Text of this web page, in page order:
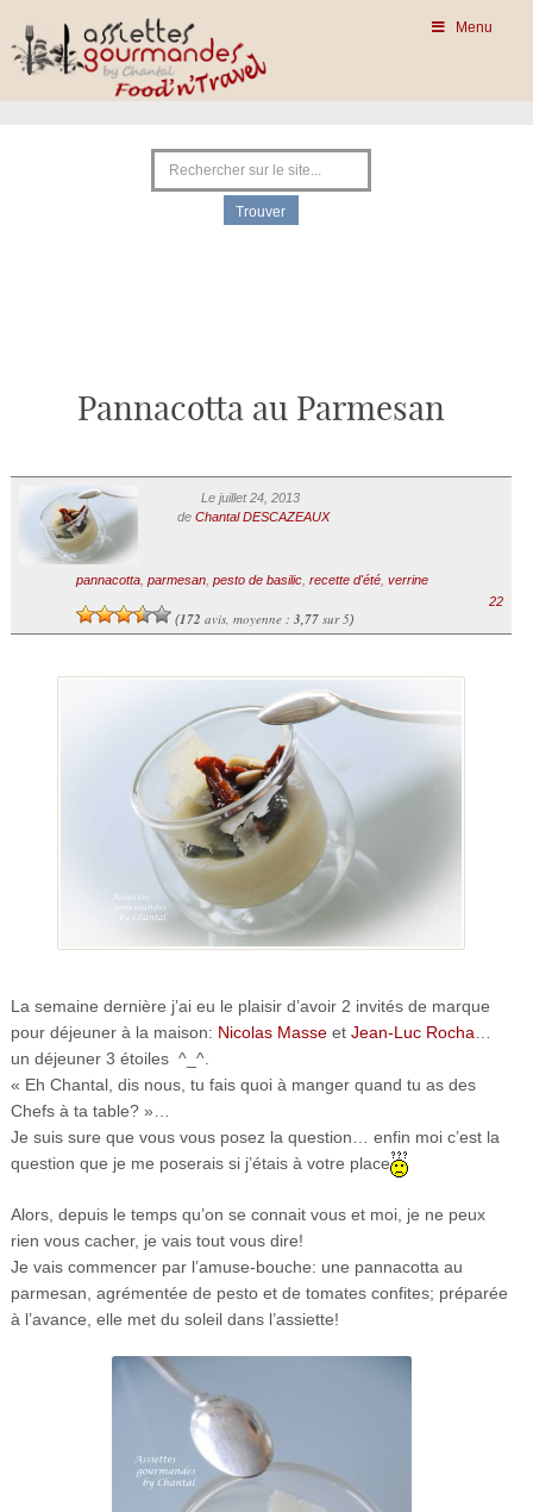
Menu
Pannacotta au Parmesan
Le juillet 24, 2013
de Chantal DESCAZEAUX
pannacotta, parmesan, pesto de basilic, recette d'été, verrine
(172 avis, moyenne : 3,77sur 5)
22
La semaine dernière j’ai eu le plaisir d’avoir 2 invités de marque
pour déjeuner à la maison: Nicolas Masseet Jean-Luc Rocha
un déjeuner 3 étoiles ^_^.
« Eh Chantal, dis nous, tu fais quoi à manger quand tu as des
Chefs à ta table? »…
Je suis sure que vous vous posez la question… enfin moi c’est la
question que je me poserais si j’étais à votre place
Alors, depuis le temps qu’on se connait vous et moi, je ne peux
rien vous cacher, je vais tout vous dire!
Je vais commencer par l’amuse-bouche: une pannacotta au
parmesan, agrémentée de pesto et de tomates confites; préparée
à l’avance, elle met du soleil dans l’assiette!